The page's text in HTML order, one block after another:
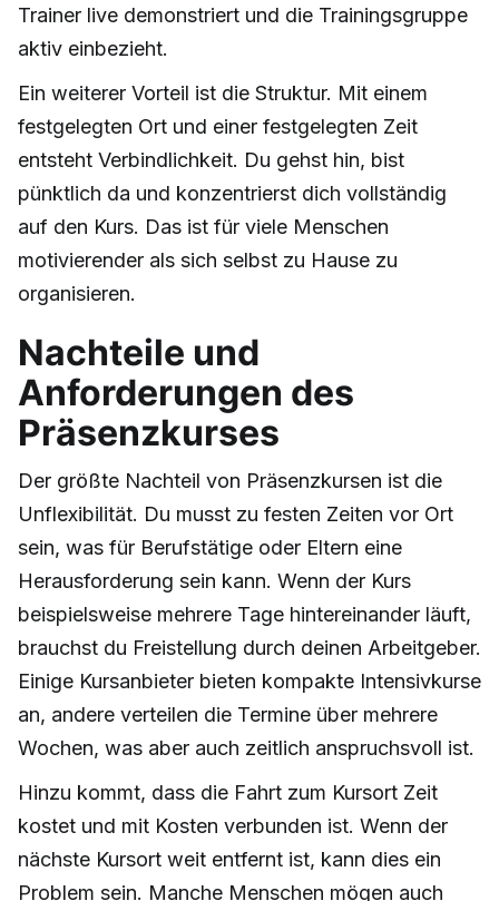
Trainer live demonstriert und die Trainingsgruppe
aktiv einbezieht.
Ein weiterer Vorteil ist die Struktur. Mit einem
festgelegten Ort und einer festgelegten Zeit
entsteht Verbindlichkeit. Du gehst hin, bist
pünktlich da und konzentrierst dich vollständig
auf den Kurs. Das ist für viele Menschen
motivierender als sich selbst zu Hause zu
organisieren.
Nachteile und
Anforderungen des
Präsenzkurses
Der größte Nachteil von Präsenzkursen ist die
Unflexibilität. Du musst zu festen Zeiten vor Ort
sein, was für Berufstätige oder Eltern eine
Herausforderung sein kann. Wenn der Kurs
beispielsweise mehrere Tage hintereinander läuft,
brauchst du Freistellung durch deinen Arbeitgeber.
Einige Kursanbieter bieten kompakte Intensivkurse
an, andere verteilen die Termine über mehrere
Wochen, was aber auch zeitlich anspruchsvoll ist.
Hinzu kommt, dass die Fahrt zum Kursort Zeit
kostet und mit Kosten verbunden ist. Wenn der
nächste Kursort weit entfernt ist, kann dies ein
Problem sein. Manche Menschen mögen auch